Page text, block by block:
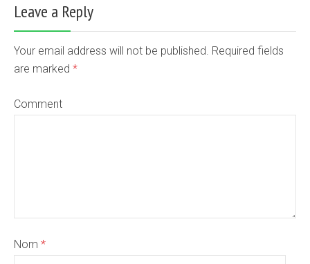
Leave a Reply
Your email address will not be published. Required fields
are marked *
Comment
Nom *